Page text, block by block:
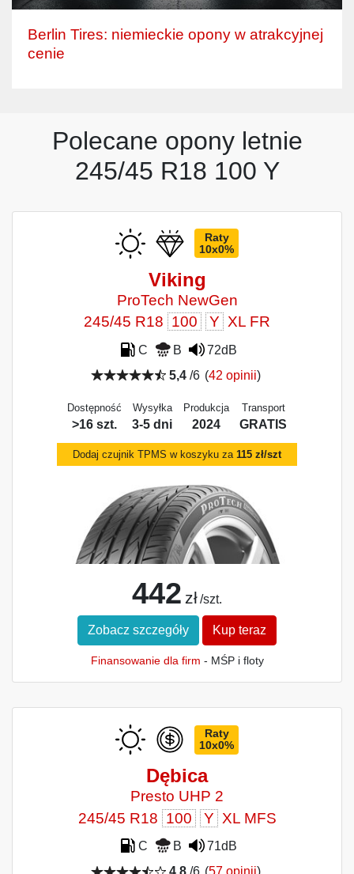
Berlin Tires: niemieckie opony w atrakcyjnej
cenie
Polecane opony letnie
245/45 R18 100 Y
Raty
10x0%
Viking
ProTech NewGen
245/45 R18 100 Y XL FR
C B
72dB
5,4/6 (42 opinii)
Dostępność
>16 szt.
Wysyłka
3-5 dni
Produkcja
2024
Transport
GRATIS
Dodaj czujnik TPMS w koszyku za 115 zł/szt
442 zł /szt.
Zobacz szczegóły Kup teraz
Finansowanie dla firm - MŚP i floty
Raty
10x0%
Dębica
Presto UHP 2
245/45 R18 100 Y XL MFS
C B
71dB